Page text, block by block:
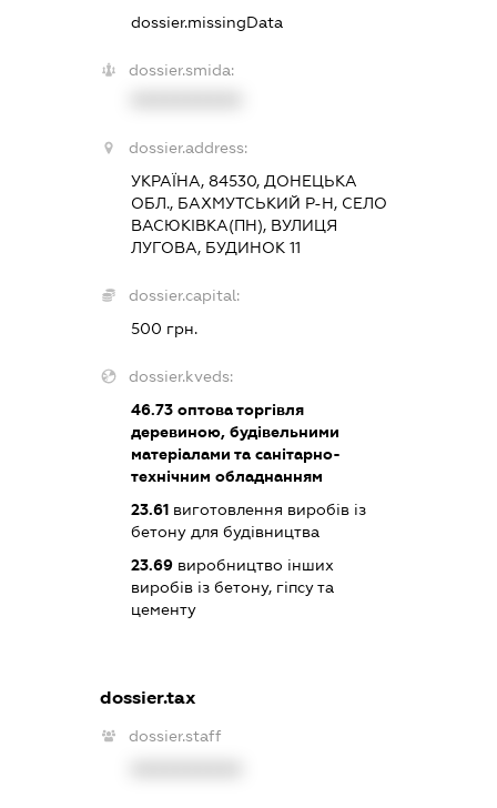
dossier.missingData
dossier.smida:
dossier.address:
УКРАЇНА, 84530, ДОНЕЦЬКА
ОБЛ., БАХМУТСЬКИЙ Р-Н, СЕЛО
ВАСЮКІВКА(ПН), ВУЛИЦЯ
ЛУГОВА, БУДИНОК 11
dossier.capital:
500 грн.
dossier.kveds:
46.73 оптова торгівля
деревиною, будівельними
матеріалами та санітарно-
технічним обладнанням
23.61 виготовлення виробів із
бетону для будівництва
23.69 виробництво інших
виробів із бетону, гіпсу та
цементу
dossier.tax
dossier.staff